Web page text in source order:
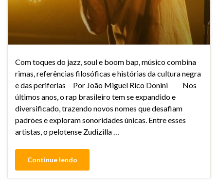
Com toques do jazz, soul e boom bap, músico combina
rimas, referências filosóficas e histórias da cultura negra
e das periferias Por João Miguel Rico Donini Nos
últimos anos, o rap brasileiro tem se expandido e
diversificado, trazendo novos nomes que desafiam
padrões e exploram sonoridades únicas. Entre esses
artistas, o pelotense Zudizilla …
Continue lendo